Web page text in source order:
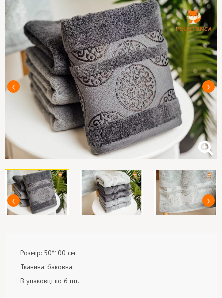
Розмір: 50*100 см.
Тканина: бавовна.
В упаковці по 6 шт.